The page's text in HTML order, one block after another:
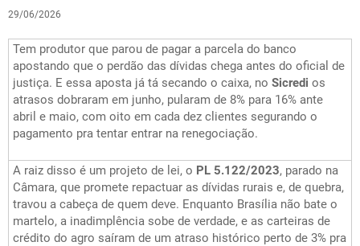
29/06/2026
Tem produtor que parou de pagar a parcela do banco
apostando que o perdão das dívidas chega antes do oficial de
justiça. E essa aposta já tá secando o caixa, no Sicredi os
atrasos dobraram em junho, pularam de 8% para 16% ante
abril e maio, com oito em cada dez clientes segurando o
pagamento pra tentar entrar na renegociação.
A raiz disso é um projeto de lei, o PL 5.122/2023, parado na
Câmara, que promete repactuar as dívidas rurais e, de quebra,
travou a cabeça de quem deve. Enquanto Brasília não bate o
martelo, a inadimplência sobe de verdade, e as carteiras de
crédito do agro saíram de um atraso histórico perto de 3% pra